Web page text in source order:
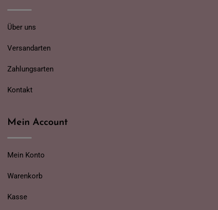
Über uns
Versandarten
Zahlungsarten
Kontakt
Mein Account
Mein Konto
Warenkorb
Kasse